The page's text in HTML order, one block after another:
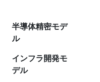
半導体精密モデ
ル
インフラ開発モ
デル